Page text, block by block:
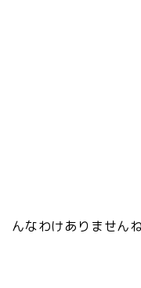
んなわけありません